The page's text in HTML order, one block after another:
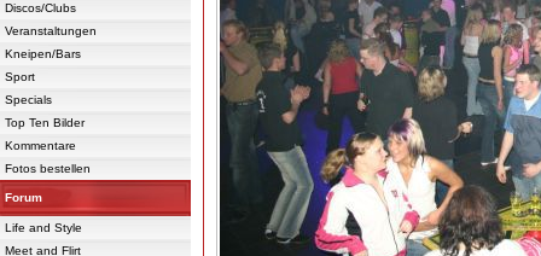
Discos/Clubs
Veranstaltungen
Kneipen/Bars
Sport
Specials
Top Ten Bilder
Kommentare
Fotos bestellen
Forum
Life and Style
Meet and Flirt